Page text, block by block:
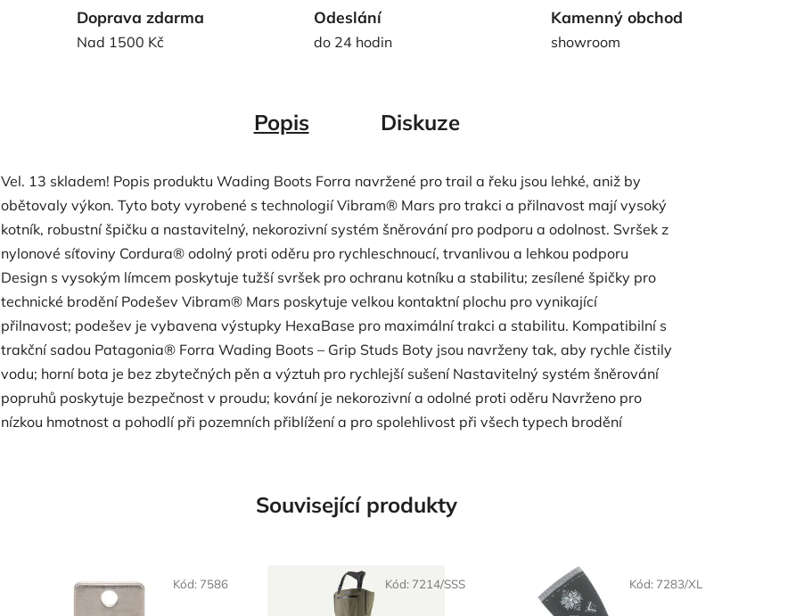
Doprava zdarma
Nad 1500 Kč
Odeslání
do 24 hodin
Kamenný obchod
showroom
Popis Diskuze
Vel. 13 skladem! Popis produktu Wading Boots Forra navržené pro trail a řeku jsou lehké, aniž by
obětovaly výkon. Tyto boty vyrobené s technologií Vibram® Mars pro trakci a přilnavost mají vysoký
kotník, robustní špičku a nastavitelný, nekorozivní systém šněrování pro podporu a odolnost. Svršek z
nylonové síťoviny Cordura® odolný proti oděru pro rychleschnoucí, trvanlivou a lehkou podporu
Design s vysokým límcem poskytuje tužší svršek pro ochranu kotníku a stabilitu; zesílené špičky pro
technické brodění Podešev Vibram® Mars poskytuje velkou kontaktní plochu pro vynikající
přilnavost; podešev je vybavena výstupky HexaBase pro maximální trakci a stabilitu. Kompatibilní s
trakční sadou Patagonia® Forra Wading Boots – Grip Studs Boty jsou navrženy tak, aby rychle čistily
vodu; horní bota je bez zbytečných pěn a výztuh pro rychlejší sušení Nastavitelný systém šněrování
popruhů poskytuje bezpečnost v proudu; kování je nekorozivní a odolné proti oděru Navrženo pro
nízkou hmotnost a pohodlí při pozemních přiblížení a pro spolehlivost při všech typech brodění
Související produkty
Kód: 7586 Kód: 7214/SSS Kód: 7283/XL